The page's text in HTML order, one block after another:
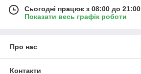
Сьогодні працює з 08:00 до 21:00
Показати весь графік роботи
Про нас
Контакти